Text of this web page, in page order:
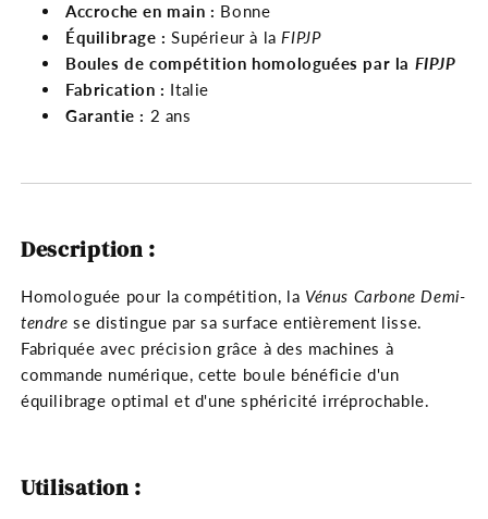
Accroche en main : Bonne
Équilibrage : Supérieur à la FIPJP
Boules de compétition homologuées par la FIPJP
Fabrication : Italie
Garantie : 2 ans
Description :
Homologuée pour la compétition, la Vénus Carbone Demi-
tendre se distingue par sa surface entièrement lisse.
Fabriquée avec précision grâce à des machines à
commande numérique, cette boule bénéficie d'un
équilibrage optimal et d'une sphéricité irréprochable.
Utilisation :